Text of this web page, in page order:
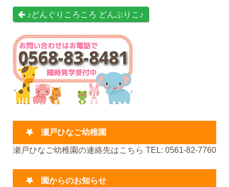
♪どんぐりころころ どんぶりこ♪
瀬戸ひなご幼稚園
瀬戸ひなご幼稚園の連絡先はこちら TEL: 0561-82-7760
園からのお知らせ